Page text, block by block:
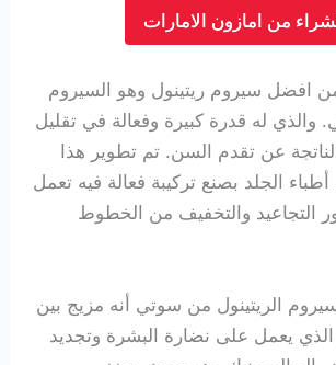
من امازون الامارات
افضل سيروم ريتينول وهو السيروم
والذي له قدرة كبيرة وفعالة في تقليل
الناتجة عن تقدم السن. تم تطوير هذا
الجلد بصنع تركيبة فعالة فيه تعمل
التجاعيد والتخفيف من الخطوط
الريتينول من سوتي أنه مزيج بين
الذي يعمل على نضارة البشرة وتجديد